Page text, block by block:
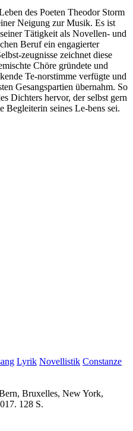
des Poeten Theodor Storm
Neigung zur Musik. Es ist
Tätigkeit als Novellen- und
Beruf ein engagierter
zeugnisse zeichnet diese
Chöre gründete und
Te-norstimme verfügte und
Gesangspartien übernahm. So
Dichters hervor, der selbst gern
Begleiterin seines Le-bens sei.
Lyrik Novellistik Constanze
Bruxelles, New York,
128 S.